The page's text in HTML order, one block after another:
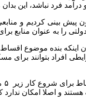
را به عنوان منابع
افراد بتوانند
ندارد که کارمندان و